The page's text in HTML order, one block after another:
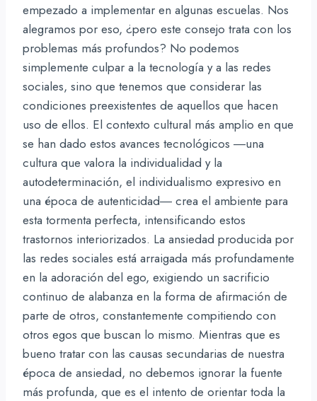
empezado a implementar en algunas escuelas. Nos
alegramos por eso, ¿pero este consejo trata con los
problemas más profundos? No podemos
simplemente culpar a la tecnología y a las redes
sociales, sino que tenemos que considerar las
condiciones preexistentes de aquellos que hacen
uso de ellos. El contexto cultural más amplio en que
se han dado estos avances tecnológicos ―una
cultura que valora la individualidad y la
autodeterminación, el individualismo expresivo en
una época de autenticidad― crea el ambiente para
esta tormenta perfecta, intensificando estos
trastornos interiorizados. La ansiedad producida por
las redes sociales está arraigada más profundamente
en la adoración del ego, exigiendo un sacrificio
continuo de alabanza en la forma de afirmación de
parte de otros, constantemente compitiendo con
otros egos que buscan lo mismo. Mientras que es
bueno tratar con las causas secundarias de nuestra
época de ansiedad, no debemos ignorar la fuente
más profunda, que es el intento de orientar toda la